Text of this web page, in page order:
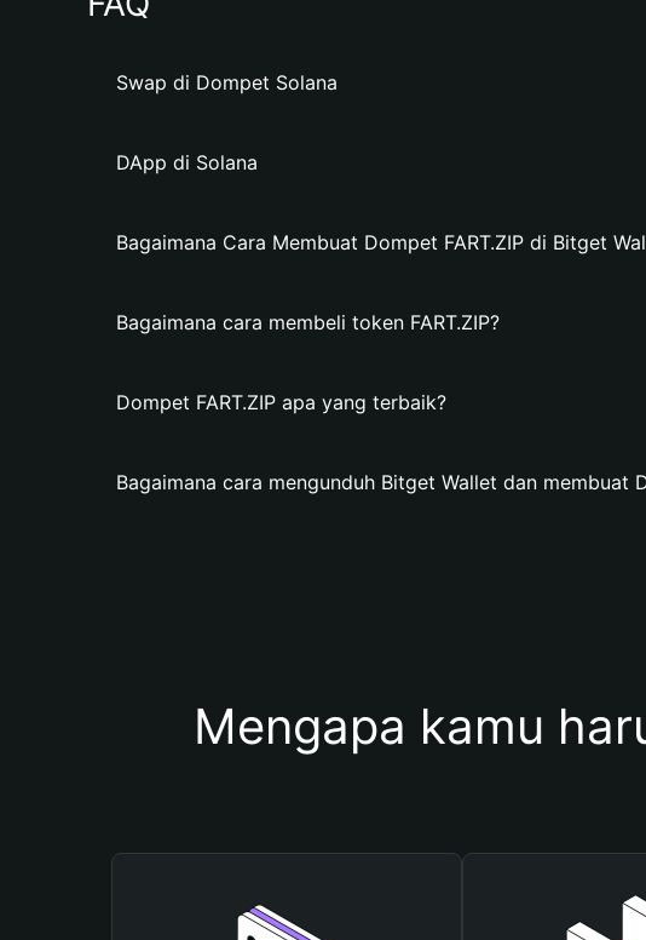
Swap di Dompet Solana
DApp di Solana
Bagaimana Cara Membuat Dompet FART.ZIP di Bitget
Bagaimana cara membeli token FART.ZIP?
Dompet FART.ZIP apa yang terbaik?
Bagaimana cara mengunduh Bitget Wallet dan membuat
Mengapa kamu